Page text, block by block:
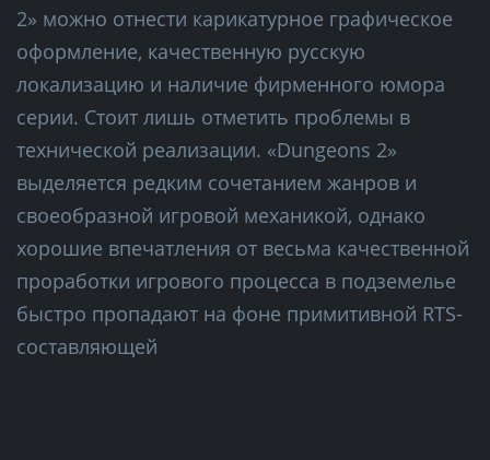
2» можно отнести карикатурное графическое
оформление, качественную русскую
локализацию и наличие фирменного юмора
серии. Стоит лишь отметить проблемы в
технической реализации. «Dungeons 2»
выделяется редким сочетанием жанров и
своеобразной игровой механикой, однако
хорошие впечатления от весьма качественной
проработки игрового процесса в подземелье
быстро пропадают на фоне примитивной RTS-
составляющей